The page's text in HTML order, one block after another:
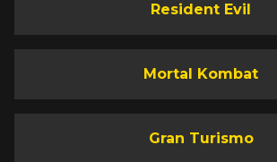
Resident Evil
Mortal Kombat
Gran Turismo